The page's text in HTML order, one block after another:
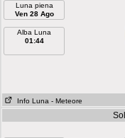
Luna piena
Ven 28 Ago
Alba Luna
01:44
Info Luna - Meteore